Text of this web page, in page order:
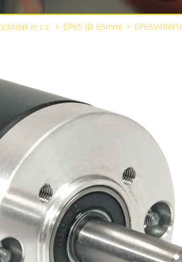
in c.c. > EP65 (Ø 65mm) >